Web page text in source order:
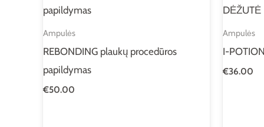
Ampulės
REBONDING plaukų procedūros
papildymas
€50.00
Ampulės
I-
€36.00